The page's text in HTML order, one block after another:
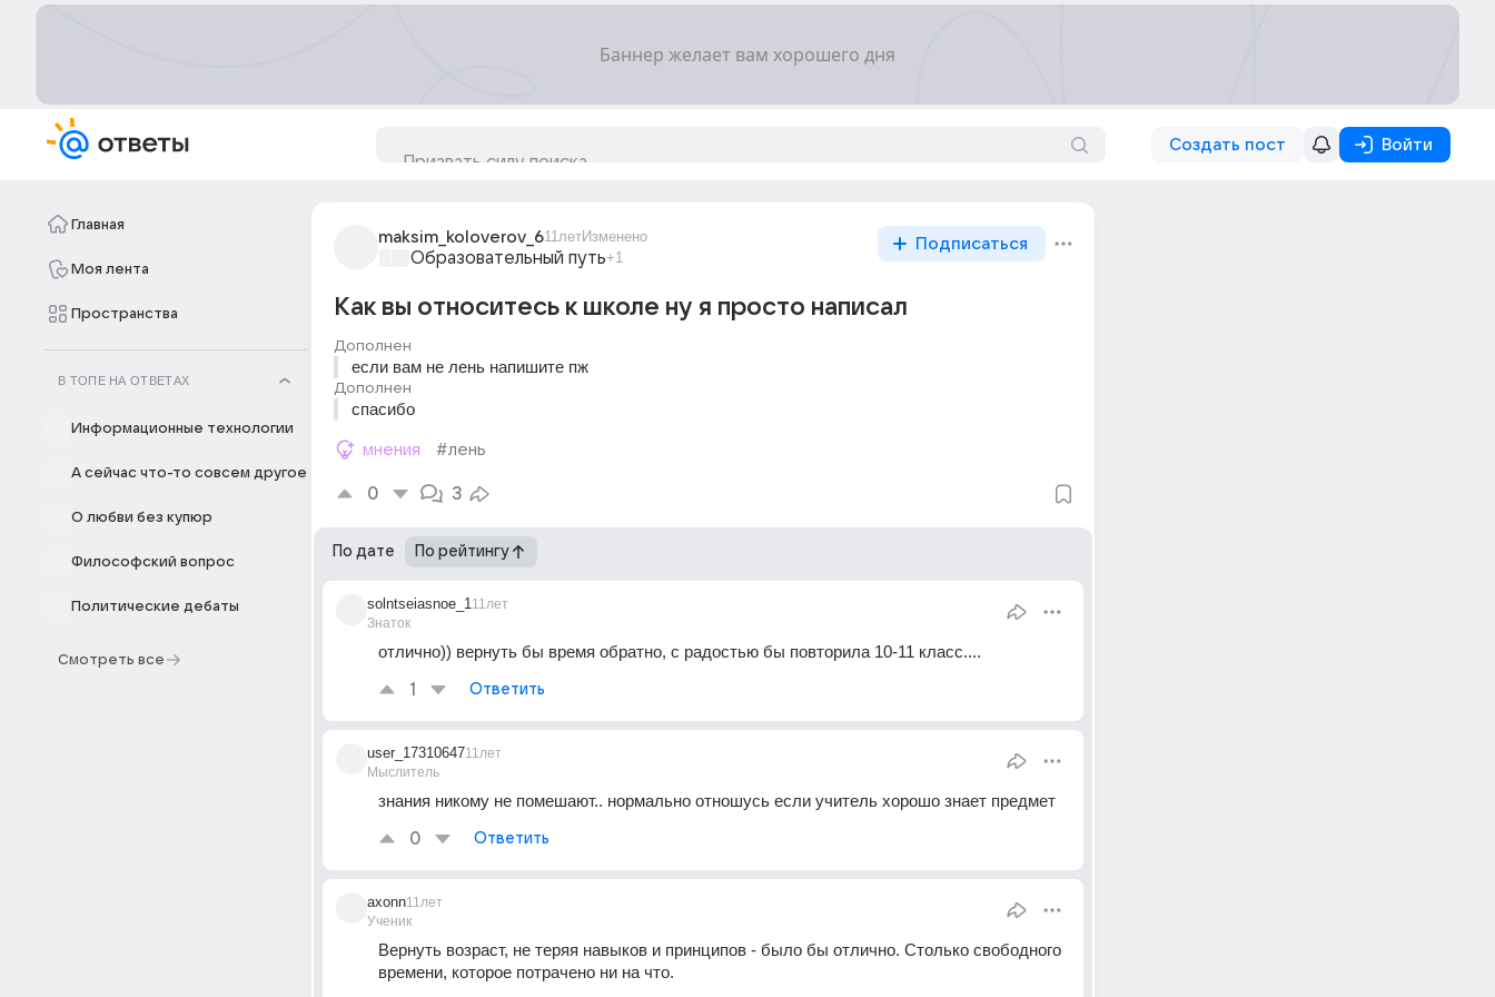
Создать пост Войти
Главная
Моя лента
Пространства
В ТОПЕ НА ОТВЕТАХ
Информационные технологии
А сейчас что-то совсем другое
О любви без купюр
Философский вопрос
Политические дебаты
Смотреть все
maksim_koloverov_611летИзменено
Образовательный путь+1
Подписаться
Как вы относитесь к школе ну я просто написал
Дополнен
если вам не лень напишите пж
Дополнен
спасибо
мнения #лень
0 3
По дате По рейтингу
solntseiasnoe_1
Знаток
11лет
отлично)) вернуть бы время обратно, с радостью бы повторила 10-11 класс....
1 Ответить
user_17310647
Мыслитель
11лет
знания никому не помешают.. нормально отношусь если учитель хорошо знает предмет
0 Ответить
axonn
Ученик
11лет
Вернуть возраст, не теряя навыков и принципов - было бы отлично. Столько свободного
времени, которое потрачено ни на что.